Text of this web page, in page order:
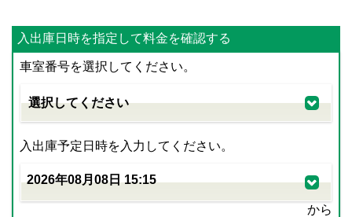
入出庫日時を指定して料金を確認する
車室番号を選択してください。
入出庫予定日時を入力してください。
から